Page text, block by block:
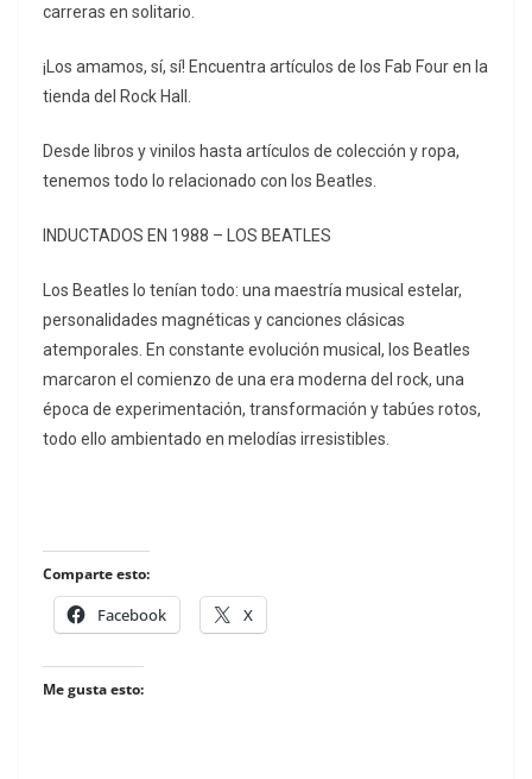
carreras en solitario.
¡Los amamos, sí, sí! Encuentra artículos de los Fab Four en la
tienda del Rock Hall.
Desde libros y vinilos hasta artículos de colección y ropa,
tenemos todo lo relacionado con los Beatles.
INDUCTADOS EN 1988 – LOS BEATLES
Los Beatles lo tenían todo: una maestría musical estelar,
personalidades magnéticas y canciones clásicas
atemporales. En constante evolución musical, los Beatles
marcaron el comienzo de una era moderna del rock, una
época de experimentación, transformación y tabúes rotos,
todo ello ambientado en melodías irresistibles.
Comparte esto:
Facebook X
Me gusta esto: